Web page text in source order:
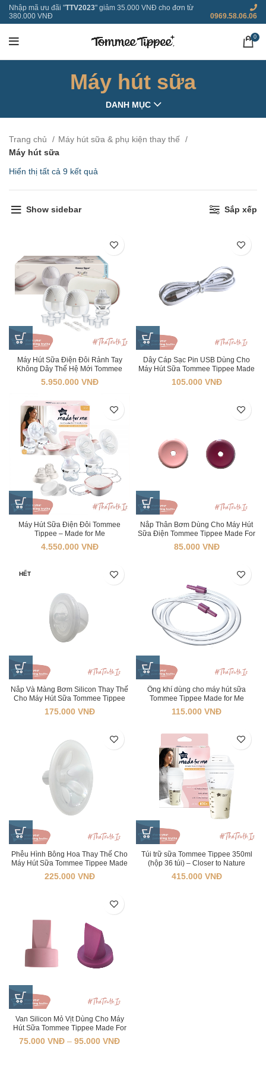
Nhập mã ưu đãi "TTV2023" giảm 35.000 VNĐ cho đơn từ
380.000 VNĐ
0969.58.06.06
0
Máy hút sữa
DANH MỤC
Trang chủ
Máy hút sữa & phụ kiện thay thế
Máy hút sữa
Hiển thị tất cả 9 kết quả
Show sidebar Sắp xếp
Máy Hút Sữa Điện Đôi Rảnh Tay
Không Dây Thế Hệ Mới Tommee
Tippee
5.950.000 VNĐ
Dây Cáp Sạc Pin USB Dùng Cho
Máy Hút Sữa Tommee Tippee Made
For Me
105.000 VNĐ
Máy Hút Sữa Điện Đôi Tommee
Tippee – Made for Me
4.550.000 VNĐ
Nắp Thân Bơm Dùng Cho Máy Hút
Sữa Điện Tommee Tippee Made For
Me
85.000 VNĐ
HẾT
Nắp Và Màng Bơm Silicon Thay Thế
Cho Máy Hút Sữa Tommee Tippee
Made For Me
175.000 VNĐ
Ống khí dùng cho máy hút sữa
Tommee Tippee Made for Me
115.000 VNĐ
Phễu Hình Bông Hoa Thay Thế Cho
Máy Hút Sữa Tommee Tippee Made
For Me (24mm, 27mm, 32mm)
225.000 VNĐ
Túi trữ sữa Tommee Tippee 350ml
(hộp 36 túi) – Closer to Nature
415.000 VNĐ
Van Silicon Mỏ Vịt Dùng Cho Máy
Hút Sữa Tommee Tippee Made For
75.000 VNĐ – 95.000 VNĐ